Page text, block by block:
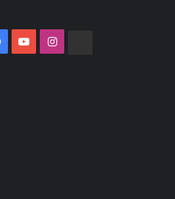
Facebook
YouTubeInstagram